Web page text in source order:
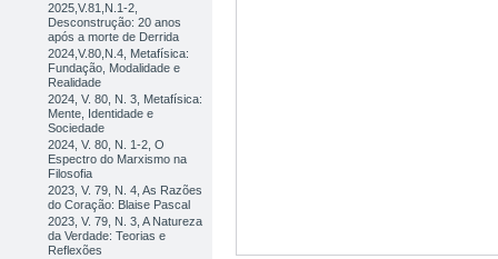
2025,V.81,N.1-2,
Desconstrução: 20 anos
após a morte de Derrida
2024,V.80,N.4, Metafísica:
Fundação, Modalidade e
Realidade
2024, V. 80, N. 3, Metafísica:
Mente, Identidade e
Sociedade
2024, V. 80, N. 1-2, O
Espectro do Marxismo na
Filosofia
2023, V. 79, N. 4, As Razões
do Coração: Blaise Pascal
2023, V. 79, N. 3, A Natureza
da Verdade: Teorias e
Reflexões